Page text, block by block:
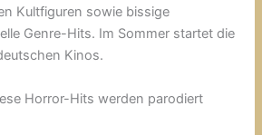
Kultfiguren sowie bissige
Genre-Hits. Im Sommer startet die
Kinos.
Horror-Hits werden parodiert